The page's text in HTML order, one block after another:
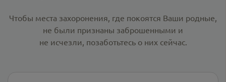
Чтобы места захоронения, где покоятся Ваши родные,
не были признаны заброшенными и
не исчезли, позаботьтесь о них сейчас.